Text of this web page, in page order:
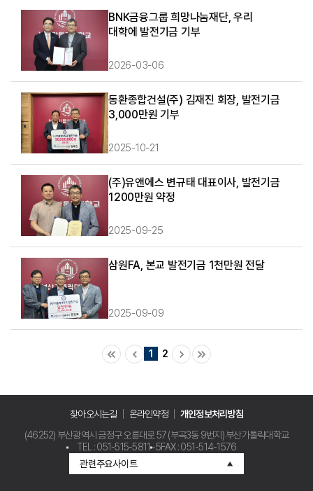
BNK금융그룹 희망나눔재단, 우리
대학에 발전기금 기부
2026-03-06
동환종합건설(주) 김재진 회장, 발전기금
3,000만원 기부
2025-10-21
(주)유앤에스 변규태 대표이사, 발전기금
1200만원 약정
2025-09-25
삼원FA, 본교 발전기금 1천만원 전달
2025-09-09
1 2
찾아오시는길 온라인약정
개인정보처리방침
(46252) 부산광역시 금정구 오륜대로 57 (부곡3동 9번지) 부산가톨릭대학교
TEL : 051-515-5811~5FAX : 051-514-1576
관련주요사이트